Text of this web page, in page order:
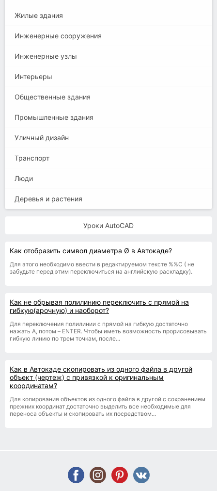
Жилые здания
Инженерные сооружения
Инженерные узлы
Интерьеры
Общественные здания
Промышленные здания
Уличный дизайн
Транспорт
Люди
Деревья и растения
Уроки AutoCAD
Как отобразить символ диаметра Ø в Автокаде?
Для этого необходимо ввести в редактируемом тексте %%С ( не
забудьте перед этим переключиться на английскую раскладку).
Как не обрывая полилинию переключить с прямой на
гибкую(арочную) и наоборот?
Для переключения полилинии с прямой на гибкую достаточно
нажать A, потом – ENTER. Чтобы иметь возможность прорисовывать
гибкую линию по трем точкам, после...
Как в Автокаде скопировать из одного файла в другой
объект (чертеж) с привязкой к оригинальным
координатам?
Для копирования объектов из одного файла в другой с сохранением
прежних координат достаточно выделить все необходимые для
переноса объекты и скопировать их посредством...